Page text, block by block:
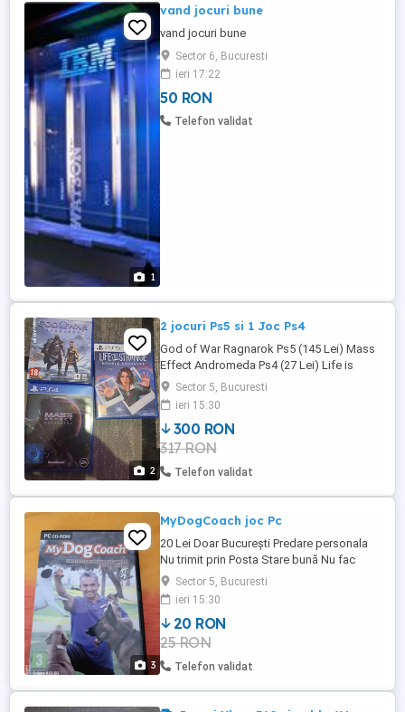
1
vand jocuri bune
vand jocuri bune
Sector 6, Bucuresti
ieri 17:22
50 RON
Telefon validat
2
2 jocuri Ps5 si 1 Joc Ps4
God of War Ragnarok Ps5 (145 Lei) Mass
Effect Andromeda Ps4 (27 Lei) Life is
Strange Double Expousure Ps5 (145 Lei)
sunati nr: Daca doriti pe ambele jocuri
pretu este (300 Lei) Număr de telefon
normal nu pe whatsapp până la ora 20:00
Stare buna Doar București Predare
Personala Nu trimit prin ...
Sector 5, Bucuresti
ieri 15:30
300 RON
317 RON
Telefon validat
3
MyDogCoach joc Pc
20 Lei Doar București Predare personala
Nu trimit prin Posta Stare bună Nu fac
schimb
Sector 5, Bucuresti
ieri 15:30
20 RON
25 RON
Telefon validat